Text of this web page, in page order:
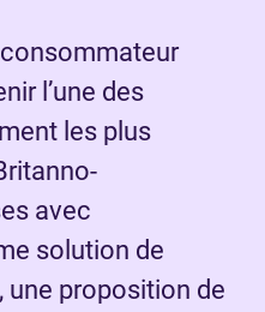
l’une des
les plus
avec
solution de
une proposition de